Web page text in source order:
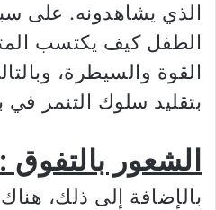
الذي يشاهدونه. على
الطفل كيف يكتسب
القوة والسيطرة،
بتقليد سلوك التنمر في
الشعور بالتفوق :
بالإضافة إلى ذلك،